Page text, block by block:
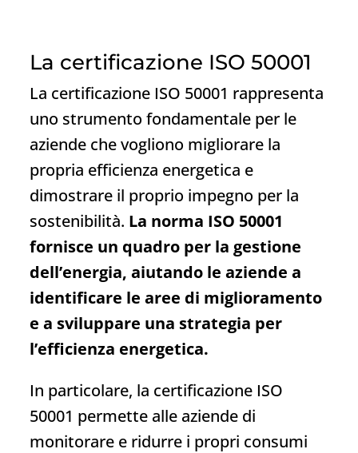
La certificazione ISO 50001
La certificazione ISO 50001 rappresenta
uno strumento fondamentale per le
aziende che vogliono migliorare la
propria efficienza energetica e
dimostrare il proprio impegno per la
sostenibilità. La norma ISO 50001
fornisce un quadro per la gestione
dell’energia, aiutando le aziende a
identificare le aree di miglioramento
e a sviluppare una strategia per
l’efficienza energetica.
In particolare, la certificazione ISO
50001 permette alle aziende di
monitorare e ridurre i propri consumi